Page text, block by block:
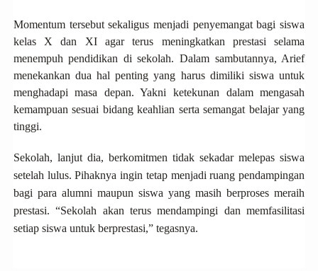
Momentum tersebut sekaligus menjadi penyemangat bagi siswa
kelas X dan XI agar terus meningkatkan prestasi selama
menempuh pendidikan di sekolah. Dalam sambutannya, Arief
menekankan dua hal penting yang harus dimiliki siswa untuk
menghadapi masa depan. Yakni ketekunan dalam mengasah
kemampuan sesuai bidang keahlian serta semangat belajar yang
tinggi.
Sekolah, lanjut dia, berkomitmen tidak sekadar melepas siswa
setelah lulus. Pihaknya ingin tetap menjadi ruang pendampingan
bagi para alumni maupun siswa yang masih berproses meraih
prestasi.“Sekolah akan terus mendampingi dan memfasilitasi
setiap siswa untuk berprestasi,” tegasnya.